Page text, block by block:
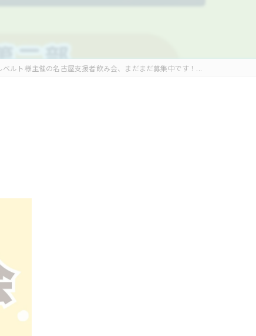
ベルト様主催の名古屋支援者飲み会、まだまだ募集中です！...